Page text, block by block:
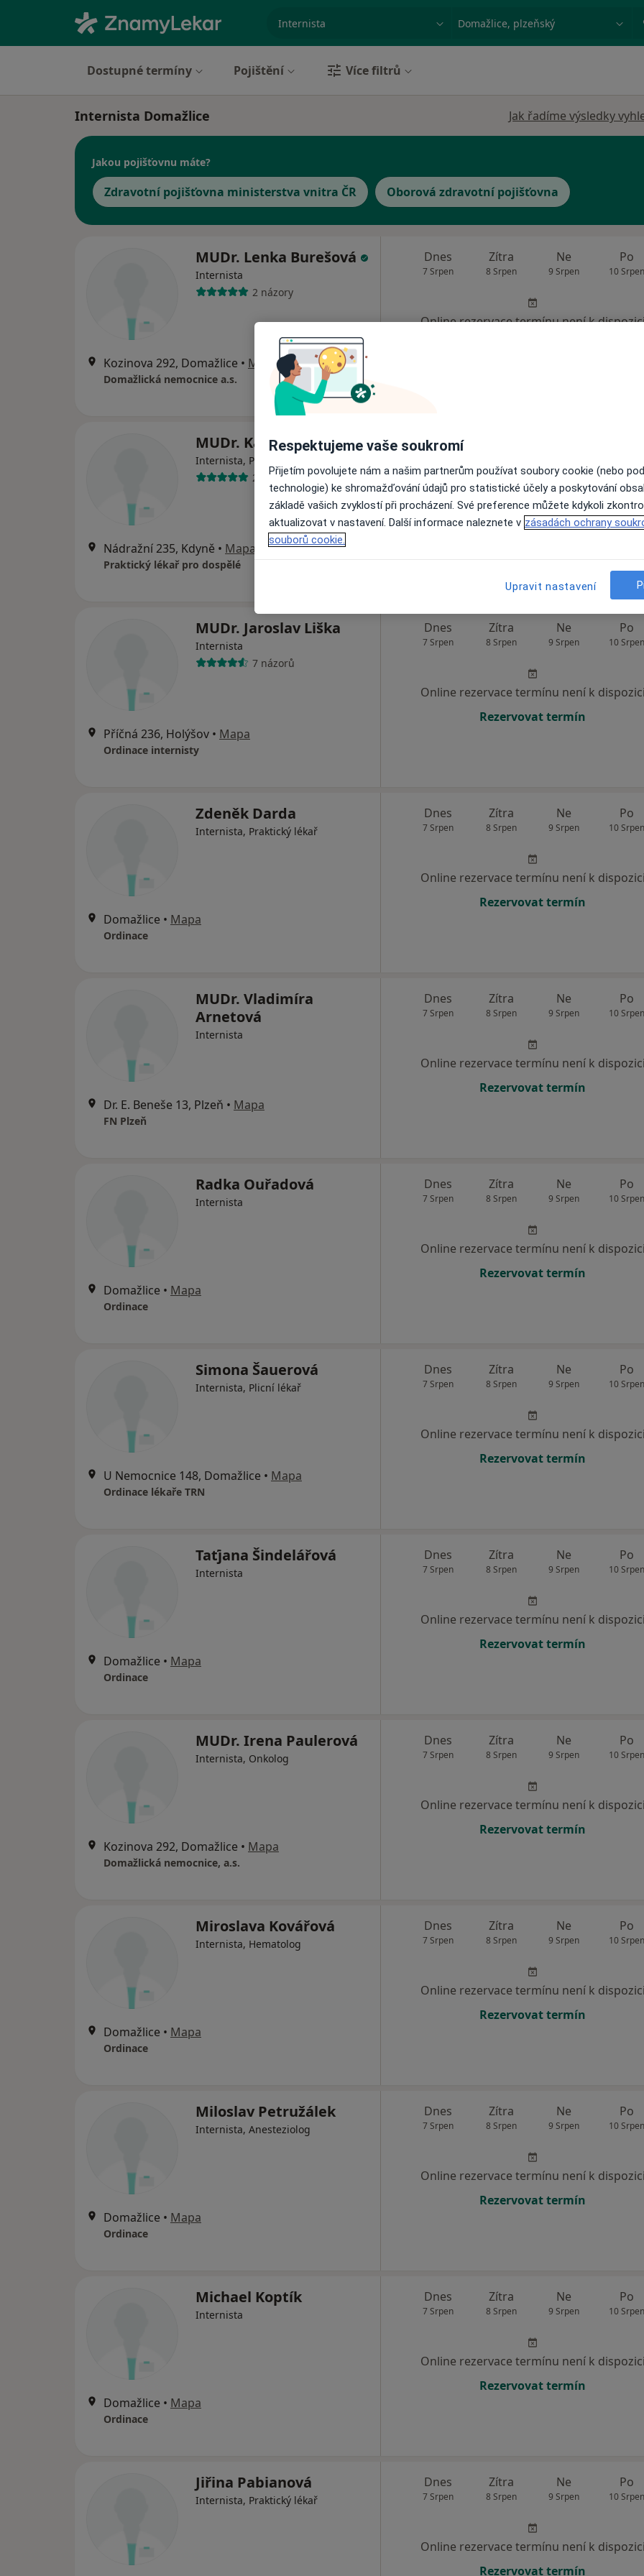
Město nebo region
Dostupné termíny Pojištění Více filtrů
Internista Domažlice Jak řadíme výsledky
Jakou pojišťovnu máte?
Zdravotní pojišťovna ministerstva vnitra ČR Oborová zdravotní pojišťovna
MUDr. Lenka Burešová
Internista
2 názory
Kozinova 292, Domažlice • Mapa
Domažlická nemocnice a.s.
Dnes
7 Srpen
Zítra
8 Srpen
Ne
9 Srpen
Po
10 Srpen
Online rezervace termínu není k
MUDr. Karel Sláma
Internista, Praktický lékař
21 názorů
Nádražní 235, Kdyně • Mapa
Praktický lékař pro dospělé
Dnes
Online rezervace termínu není k
Rezervovat termín
MUDr. Jaroslav Liška
Internista
7 názorů
Příčná 236, Holýšov • Mapa
Ordinace internisty
Dnes
7 Srpen
Zítra
8 Srpen
Ne
9 Srpen
Po
10 Srpen
Online rezervace termínu není k dispozici
Rezervovat termín
Zdeněk Darda
Internista, Praktický lékař
Domažlice • Mapa
Ordinace
Dnes
7 Srpen
Zítra
8 Srpen
Ne
9 Srpen
Po
10 Srpen
Online rezervace termínu není k dispozici
Rezervovat termín
MUDr. Vladimíra
Arnetová
Internista
Dr. E. Beneše 13, Plzeň • Mapa
FN Plzeň
Dnes
7 Srpen
Zítra
8 Srpen
Ne
9 Srpen
Po
10 Srpen
Online rezervace termínu není k dispozici
Rezervovat termín
Radka Ouřadová
Internista
Domažlice • Mapa
Ordinace
Dnes
7 Srpen
Zítra
8 Srpen
Ne
9 Srpen
Po
10 Srpen
Online rezervace termínu není k dispozici
Rezervovat termín
Simona Šauerová
Internista, Plicní lékař
U Nemocnice 148, Domažlice • Mapa
Ordinace lékaře TRN
Dnes
7 Srpen
Zítra
8 Srpen
Ne
9 Srpen
Po
10 Srpen
Online rezervace termínu není k dispozici
Rezervovat termín
Taťjana Šindelářová
Internista
Domažlice • Mapa
Ordinace
Dnes
7 Srpen
Zítra
8 Srpen
Ne
9 Srpen
Po
10 Srpen
Online rezervace termínu není k dispozici
Rezervovat termín
MUDr. Irena Paulerová
Internista, Onkolog
Kozinova 292, Domažlice • Mapa
Domažlická nemocnice, a.s.
Dnes
7 Srpen
Zítra
8 Srpen
Ne
9 Srpen
Po
10 Srpen
Online rezervace termínu není k dispozici
Rezervovat termín
Miroslava Kovářová
Internista, Hematolog
Domažlice • Mapa
Ordinace
Dnes
7 Srpen
Zítra
8 Srpen
Ne
9 Srpen
Po
10 Srpen
Online rezervace termínu není k dispozici
Rezervovat termín
Miloslav Petružálek
Internista, Anesteziolog
Domažlice • Mapa
Ordinace
Dnes
7 Srpen
Zítra
8 Srpen
Ne
9 Srpen
Po
10 Srpen
Online rezervace termínu není k dispozici
Rezervovat termín
Michael Koptík
Internista
Domažlice • Mapa
Ordinace
Dnes
7 Srpen
Zítra
8 Srpen
Ne
9 Srpen
Po
10 Srpen
Online rezervace termínu není k dispozici
Rezervovat termín
Jiřina Pabianová
Internista, Praktický lékař
Dnes
7 Srpen
Zítra
8 Srpen
Ne
9 Srpen
Po
10 Srpen
Online rezervace termínu není k dispozici
Rezervovat termín
Respektujeme vaše soukromí
Přijetím povolujete nám a našim partnerům používat soubory cookie (nebo
technologie) ke shromažďování údajů pro statistické účely a poskytování
základě vašich zvyklostí při procházení. Své preference můžete kdykoli
aktualizovat v nastavení. Další informace naleznete v zásadách ochrany
souborů cookie.
Upravit nastavení